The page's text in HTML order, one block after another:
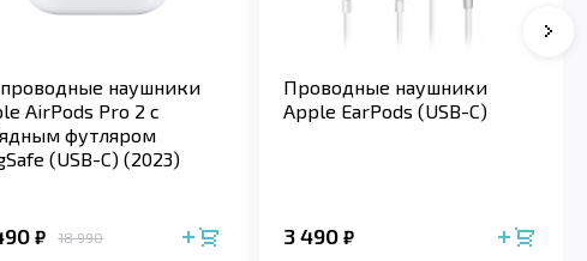
наушники
AirPods Pro 2 с
футляром
(USB-C) (2023)
₽ 18 990
Проводные наушники
Apple EarPods (USB-C)
3 490₽